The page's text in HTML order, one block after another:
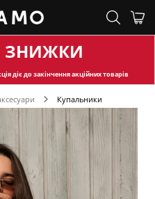
ЗНИЖКИ
діє до закінчення акційних товарів
Купальники